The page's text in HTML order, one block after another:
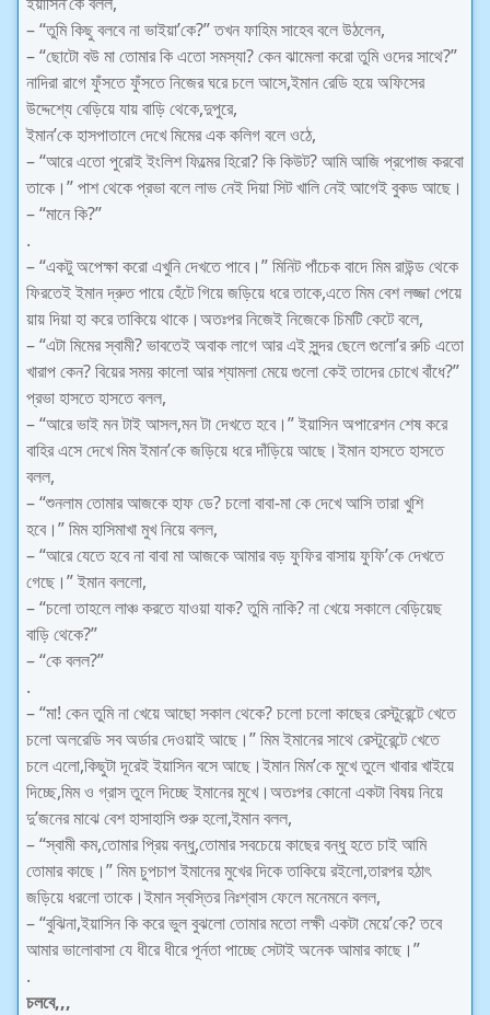
– “তুমি কিছু বলবে না ভাইয়া’কে?” তখন ফাহিম সাহেব বলে উঠলেন,
– “ছোটো বউ মা তোমার কি এতো সমস্যা? কেন ঝামেলা করো তুমি ওদের সাথে?”
নাদিরা রাগে ফুঁসতে ফুঁসতে নিজের ঘরে চলে আসে,ইমান রেডি হয়ে অফিসের
উদ্দেশ্যে বেড়িয়ে যায় বাড়ি থেকে,দুপুরে,
ইমান’কে হাসপাতালে দেখে মিমের এক কলিগ বলে ওঠে,
– “আরে এতো পুরোই ইংলিশ ফিল্মের হিরো? কি কিউট? আমি আজি প্রপোজ করবো
তাকে।” পাশ থেকে প্রভা বলে লাভ নেই দিয়া সিট খালি নেই আগেই বুকড আছে।
– “মানে কি?”
.
– “একটু অপেক্ষা করো এখুনি দেখতে পাবে।” মিনিট পাঁচেক বাদে মিম রাউন্ড থেকে
ফিরতেই ইমান দ্রুত পায়ে হেঁটে গিয়ে জড়িয়ে ধরে তাকে,এতে মিম বেশ লজ্জা পেয়ে
য়ায় দিয়া হা করে তাকিয়ে থাকে।অতঃপর নিজেই নিজেকে চিমটি কেটে বলে,
– “এটা মিমের স্বামী? ভাবতেই অবাক লাগে আর এই সুন্দর ছেলে গুলো’র রুচি এতো
খারাপ কেন? বিয়ের সময় কালো আর শ্যামলা মেয়ে গুলো কেই তাদের চোখে বাঁধে?”
প্রভা হাসতে হাসতে বলল,
– “আরে ভাই মন টাই আসল,মন টা দেখতে হবে।” ইয়াসিন অপারেশন শেষ করে
বাহির এসে দেখে মিম ইমান’কে জড়িয়ে ধরে দাঁড়িয়ে আছে।ইমান হাসতে হাসতে
বলল,
– “শুনলাম তোমার আজকে হাফ ডে? চলো বাবা-মা কে দেখে আসি তারা খুশি
হবে।” মিম হাসিমাখা মুখ নিয়ে বলল,
– “আরে যেতে হবে না বাবা মা আজকে আমার বড় ফুফির বাসায় ফুফি’কে দেখতে
গেছে।” ইমান বললো,
– “চলো তাহলে লাঞ্চ করতে যাওয়া যাক? তুমি নাকি? না খেয়ে সকালে বেড়িয়েছ
বাড়ি থেকে?”
– “কে বলল?”
.
– “মা! কেন তুমি না খেয়ে আছো সকাল থেকে? চলো চলো কাছের রেস্টুরেন্টে খেতে
চলো অলরেডি সব অর্ডার দেওয়াই আছে।” মিম ইমানের সাথে রেস্টুরেন্টে খেতে
চলে এলো,কিছুটা দূরেই ইয়াসিন বসে আছে।ইমান মিম’কে মুখে তুলে খাবার খাইয়ে
দিচ্ছে,মিম ও গ্রাস তুলে দিচ্ছে ইমানের মুখে।অতঃপর কোনো একটা বিষয় নিয়ে
দু’জনের মাঝে বেশ হাসাহাসি শুরু হলো,ইমান বলল,
– “স্বামী কম,তোমার প্রিয় বন্ধু,তোমার সবচেয়ে কাছের বন্ধু হতে চাই আমি
তোমার কাছে।” মিম চুপচাপ ইমানের মুখের দিকে তাকিয়ে রইলো,তারপর হঠাৎ
জড়িয়ে ধরলো তাকে।ইমান স্বস্তির নিঃশ্বাস ফেলে মনেমনে বলল,
– “বুঝিনা,ইয়াসিন কি করে ভুল বুঝলো তোমার মতো লক্ষী একটা মেয়ে’কে? তবে
আমার ভালোবাসা যে ধীরে ধীরে পূর্নতা পাচ্ছে সেটাই অনেক আমার কাছে।”
.
চলবে,,,